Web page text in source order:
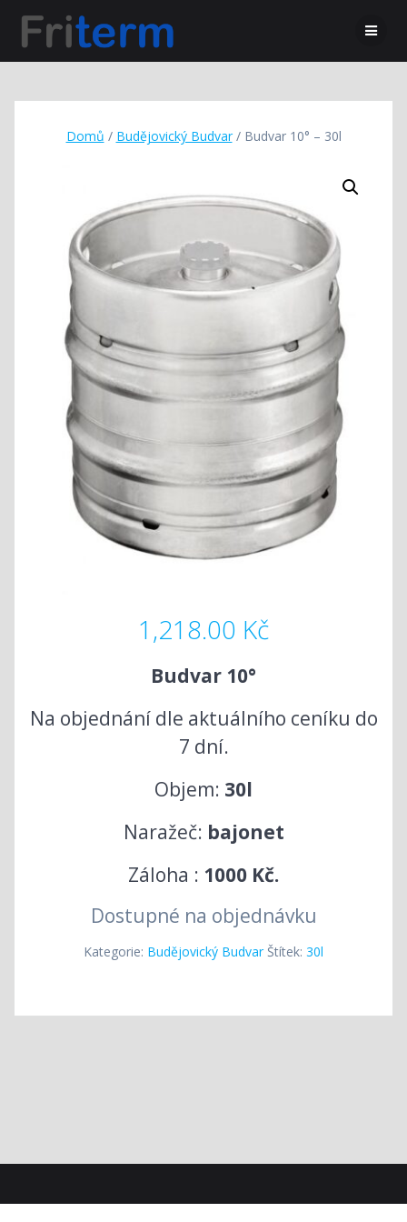
Domů / Budějovický Budvar/ Budvar 10° – 30l
1,218.00 Kč
Budvar 10°
Na objednání dle aktuálního ceníku do
7 dní.
Objem: 30l
Naražeč: bajonet
Záloha : 1000 Kč.
Dostupné na objednávku
Kategorie: Budějovický Budvar Štítek: 30l